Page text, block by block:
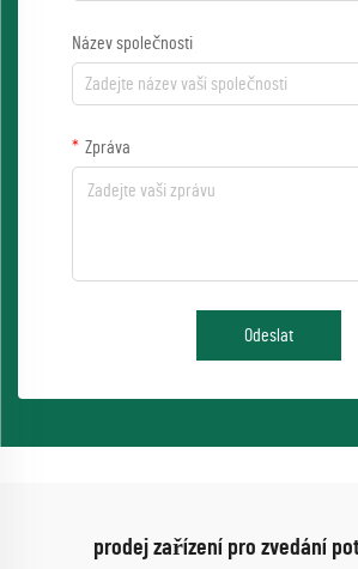
Název společnosti
Zpráva
Odeslat
prodej zařízení pro zvedání